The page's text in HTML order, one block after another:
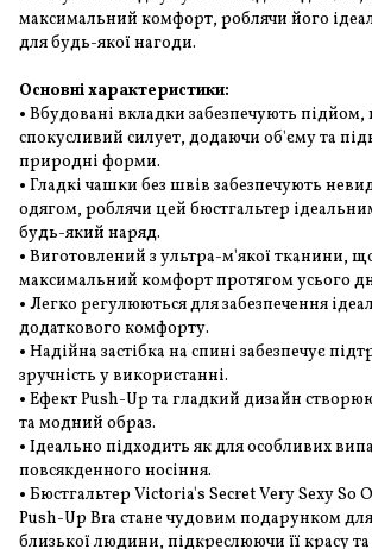
максимальний комфорт, роблячи його
для будь-якої нагоди.
Основні характеристики:
• Вбудовані вкладки забезпечують
спокусливий силует, додаючи об'єму та
природні форми.
• Гладкі чашки без швів забезпечують
одягом, роблячи цей бюстгальтер
будь-який наряд.
• Виготовлений з ультра-м'якої тканини,
максимальний комфорт протягом усього
• Легко регулюються для забезпечення
додаткового комфорту.
• Надійна застібка на спині забезпечує
зручність у використанні.
• Ефект Push-Up та гладкий дизайн
та модний образ.
• Ідеально підходить як для особливих
повсякденного носіння.
• Бюстгальтер Victoria's Secret Very Sexy So
Push-Up Bra стане чудовим подарунком для
близької людини, підкреслюючи її красу та